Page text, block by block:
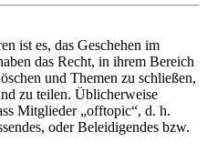
ist es, das Geschehen im
das Recht, in ihrem Bereich
und Themen zu schließen,
zu teilen. Üblicherweise
Mitglieder „offtopic“, d. h.
oder Beleidigendes bzw.